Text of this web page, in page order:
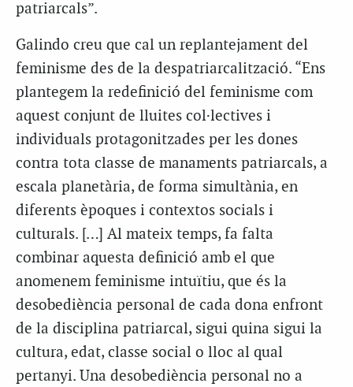
patriarcals”.
Galindo creu que cal un replantejament del
feminisme des de la despatriarcalització. “Ens
plantegem la redefinició del feminisme com
aquest conjunt de lluites col·lectives i
individuals protagonitzades per les dones
contra tota classe de manaments patriarcals, a
escala planetària, de forma simultània, en
diferents èpoques i contextos socials i
culturals. […] Al mateix temps, fa falta
combinar aquesta definició amb el que
anomenem feminisme intuïtiu, que és la
desobediència personal de cada dona enfront
de la disciplina patriarcal, sigui quina sigui la
cultura, edat, classe social o lloc al qual
pertanyi. Una desobediència personal no a